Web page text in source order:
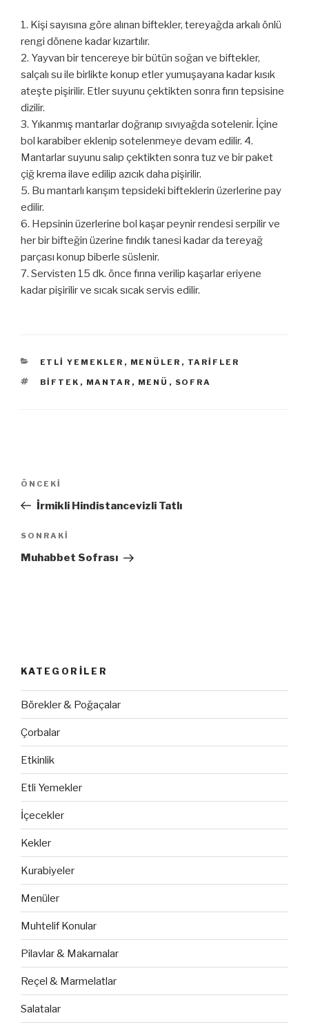
1. Kişi sayısına göre alınan biftekler, tereyağda arkalı önlü
rengi dönene kadar kızartılır.
2. Yayvan bir tencereye bir bütün soğan ve biftekler,
salçalı su ile birlikte konup etler yumuşayana kadar kısık
ateşte pişirilir. Etler suyunu çektikten sonra fırın tepsisine
dizilir.
3. Yıkanmış mantarlar doğranıp sıvıyağda sotelenir. İçine
bol karabiber eklenip sotelenmeye devam edilir. 4.
Mantarlar suyunu salıp çektikten sonra tuz ve bir paket
çiğ krema ilave edilip azıcık daha pişirilir.
5. Bu mantarlı karışım tepsideki bifteklerin üzerlerine pay
edilir.
6. Hepsinin üzerlerine bol kaşar peynir rendesi serpilir ve
her bir bifteğin üzerine fındık tanesi kadar da tereyağ
parçası konup biberle süslenir.
7. Servisten 15 dk. önce fırına verilip kaşarlar eriyene
kadar pişirilir ve sıcak sıcak servis edilir.
KATEGORILER
ETLI YEMEKLER , MENÜLER , TARIFLER
ETIKETLER
BIFTEK , MANTAR , MENÜ , SOFRA
Yazı
dolaşımı
Önceki
Yazı
ÖNCEKI
İrmikli Hindistancevizli Tatlı
Sonraki
Yazı
SONRAKI
Muhabbet Sofrası
KATEGORILER
Börekler & Poğaçalar
Çorbalar
Etkinlik
Etli Yemekler
İçecekler
Kekler
Kurabiyeler
Menüler
Muhtelif Konular
Pilavlar & Makarnalar
Reçel & Marmelatlar
Salatalar